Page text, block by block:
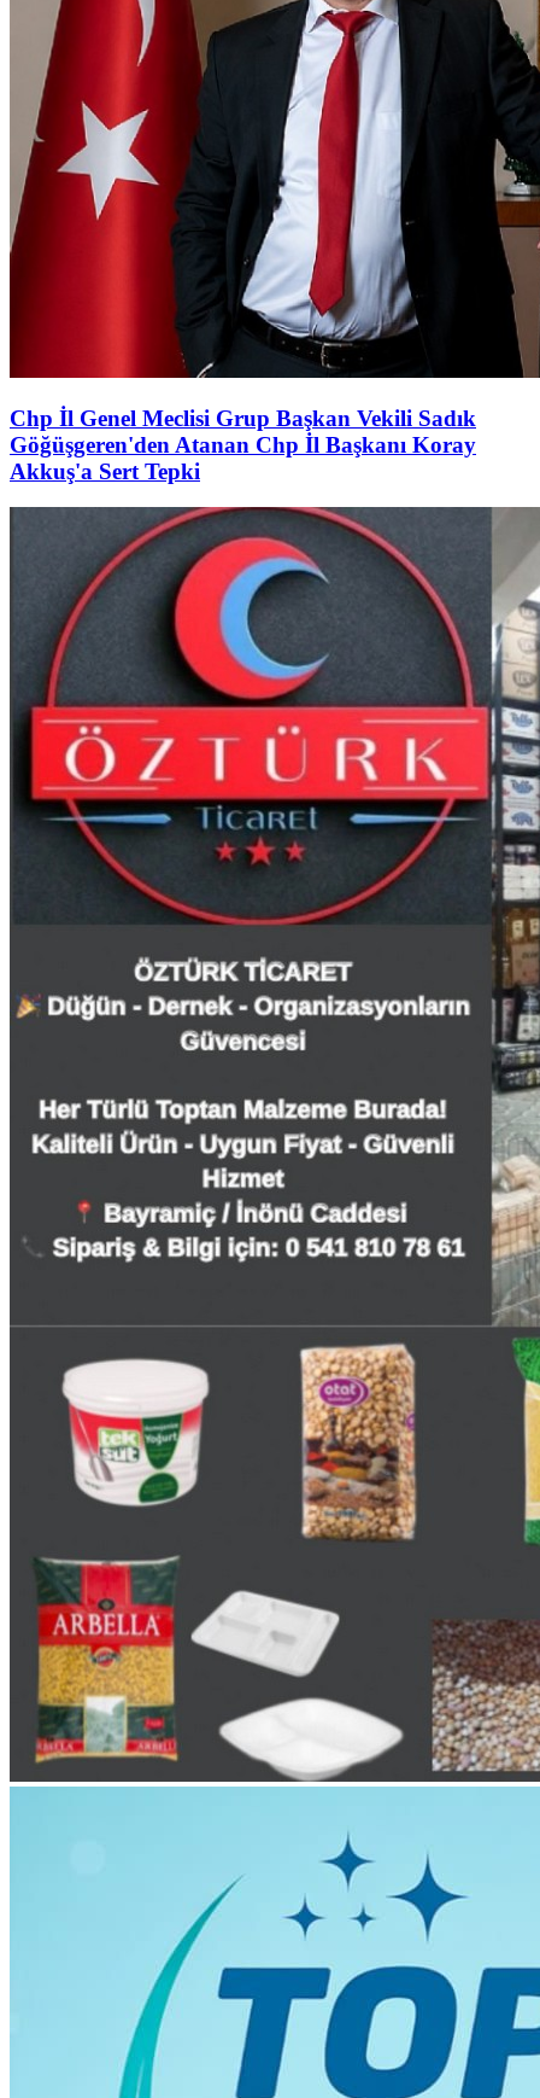
Chp İl Genel Meclisi Grup Başkan Vekili Sadık
Göğüşgeren'den Atanan Chp İl Başkanı Koray
Akkuş'a Sert Tepki